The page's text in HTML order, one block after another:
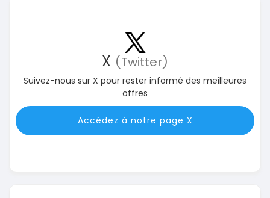
X (Twitter)
Suivez-nous sur X pour rester informé des meilleures
offres
Accédez à notre page X